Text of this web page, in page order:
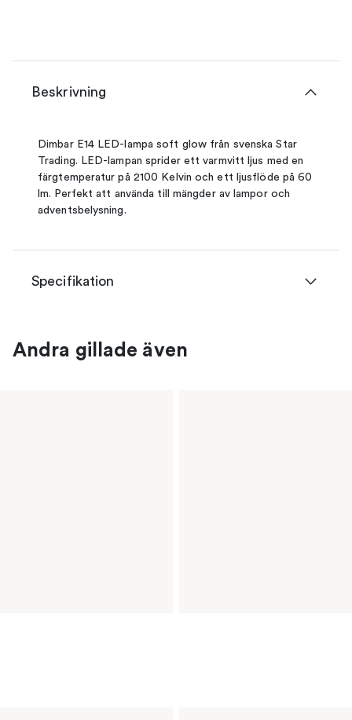
Beskrivning
Dimbar E14 LED-lampa soft glow från svenska Star
Trading. LED-lampan sprider ett varmvitt ljus med en
färgtemperatur på 2100 Kelvin och ett ljusflöde på 60
lm. Perfekt att använda till mängder av lampor och
adventsbelysning.
Specifikation
Andra gillade även